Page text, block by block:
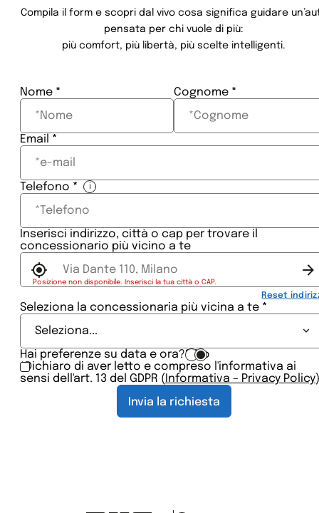
Compila il form e scopri dal vivo cosa significa guidare
pensata per chi vuole di più:
più comfort, più libertà, più scelte intelligenti.
Section
Nome * Cognome *
Email *
Telefono * i
Inserisci indirizzo, città o cap per trovare il
concessionario più vicino a te
Posizione non disponibile. Inserisci la tua città o CAP.
Reset
Seleziona la concessionaria più vicina a te *
Seleziona...
Hai preferenze su data e ora?Sì No
*Dichiaro di aver letto e compreso l'informativa ai
sensi dell'art. 13 del GDPR ( Informativa – Privacy Policy)
Invia la richiesta